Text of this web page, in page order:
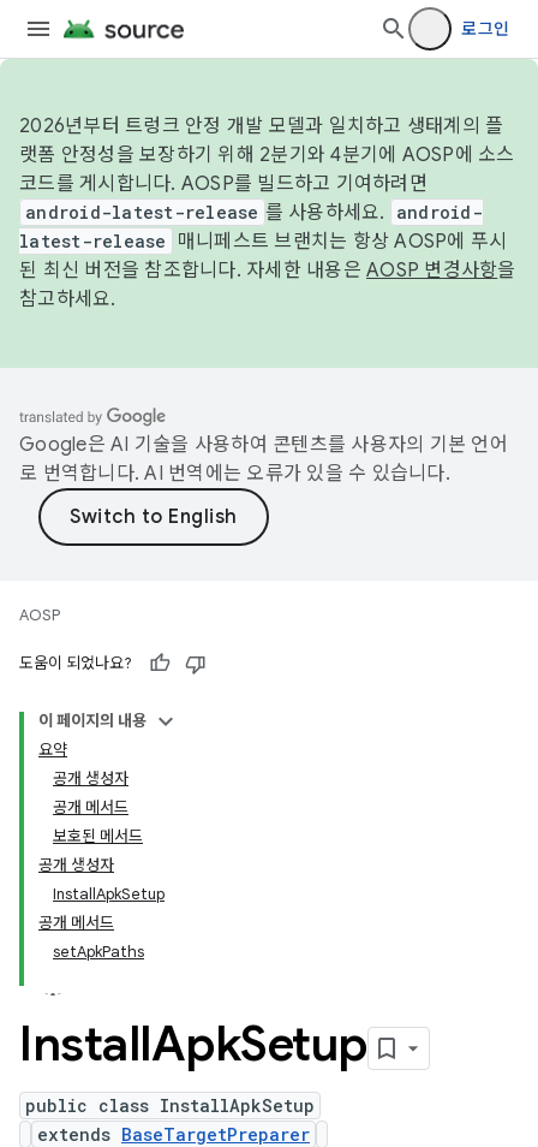
로그인
2026년부터 트렁크 안정 개발 모델과 일치하고 생태계의 플
랫폼 안정성을 보장하기 위해 2분기와 4분기에 AOSP에 소스
코드를 게시합니다. AOSP를 빌드하고 기여하려면
android-latest-release 를 사용하세요.
android-
latest-release
매니페스트 브랜치는 항상 AOSP에 푸시
된 최신 버전을 참조합니다. 자세한 내용은 AOSP 변경사항을
참고하세요.
Google은 AI 기술을 사용하여 콘텐츠를 사용자의 기본 언어
로 번역합니다. AI 번역에는 오류가 있을 수 있습니다.
AOSP
도움이 되었나요?
이 페이지의 내용
요약
공개 생성자
공개 메서드
보호된 메서드
공개 생성자
InstallApkSetup
공개 메서드
setApkPaths
InstallApkSetup
public class InstallApkSetup
extends BaseTargetPreparer